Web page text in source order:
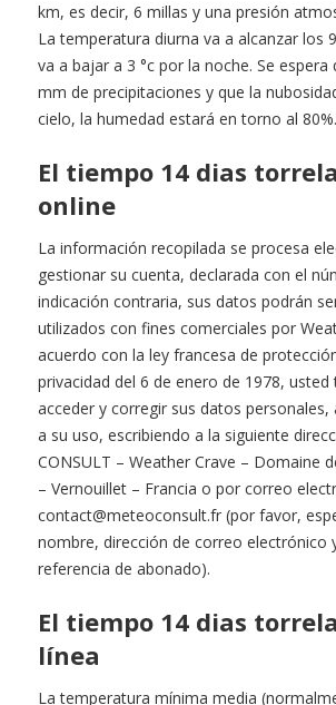
km, es decir, 6 millas y una presión
La temperatura diurna va a alcanzar los
va a bajar a 3 °c por la noche. Se espera
mm de precipitaciones y que la
cielo, la humedad estará en torno al 80%.
El tiempo 14 dias
online
La información recopilada se procesa
gestionar su cuenta, declarada con el
indicación contraria, sus datos podrán
utilizados con fines comerciales por
acuerdo con la ley francesa de
privacidad del 6 de enero de 1978, usted
acceder y corregir sus datos
a su uso, escribiendo a la siguiente
CONSULT – Weather Crave – Domaine
– Vernouillet – Francia o por correo
contact@meteoconsult.fr(por favor,
nombre, dirección de correo electrónico
referencia de abonado).
El tiempo 14 dias
línea
La temperatura mínima media